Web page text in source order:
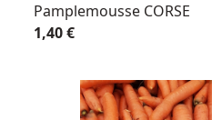
Pamplemousse CORSE
1,40 €